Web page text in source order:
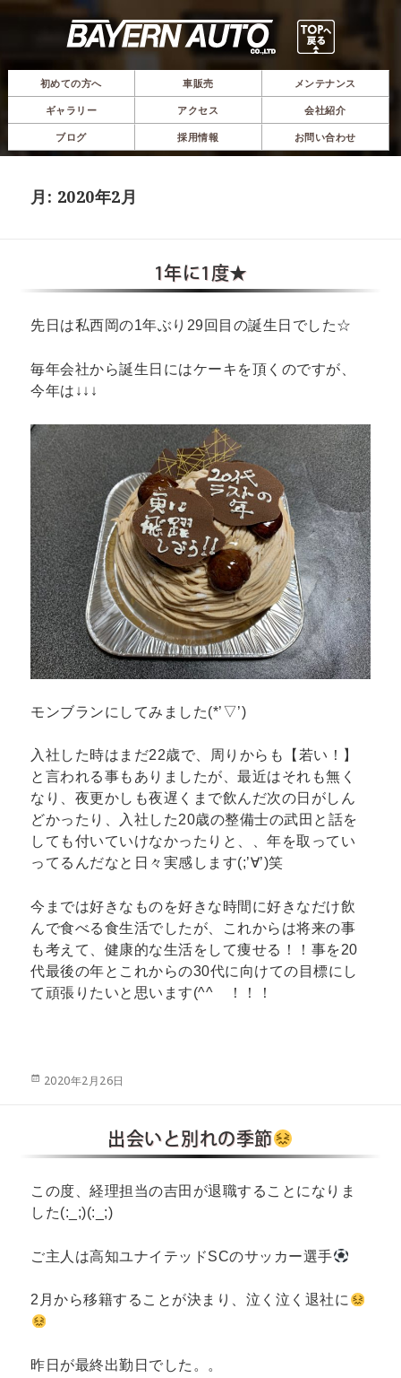
初めての方へ 車販売 メンテナンス
ギャラリー アクセス 会社紹介
ブログ 採用情報 お問い合わせ
月: 2020年2月
1年に1度★
先日は私西岡の1年ぶり29回目の誕生日でした☆
毎年会社から誕生日にはケーキを頂くのですが、
今年は↓↓↓
モンブランにしてみました(*’▽’)
入社した時はまだ22歳で、周りからも【若い！】
と言われる事もありましたが、最近はそれも無く
なり、夜更かしも夜遅くまで飲んだ次の日がしん
どかったり、入社した20歳の整備士の武田と話を
しても付いていけなかったりと、、年を取ってい
ってるんだなと日々実感します(;’∀’)笑
今までは好きなものを好きな時間に好きなだけ飲
んで食べる食生活でしたが、これからは将来の事
も考えて、健康的な生活をして痩せる！！事を20
代最後の年とこれからの30代に向けての目標にし
て頑張りたいと思います(^^ゞ！！！
投
2020年2月26日
出会いと別れの季節
この度、経理担当の吉田が退職することになりま
した(:_;)(:_;)
ご主人は高知ユナイテッドSCのサッカー選手
2月から移籍することが決まり、泣く泣く退社に
昨日が最終出勤日でした。。